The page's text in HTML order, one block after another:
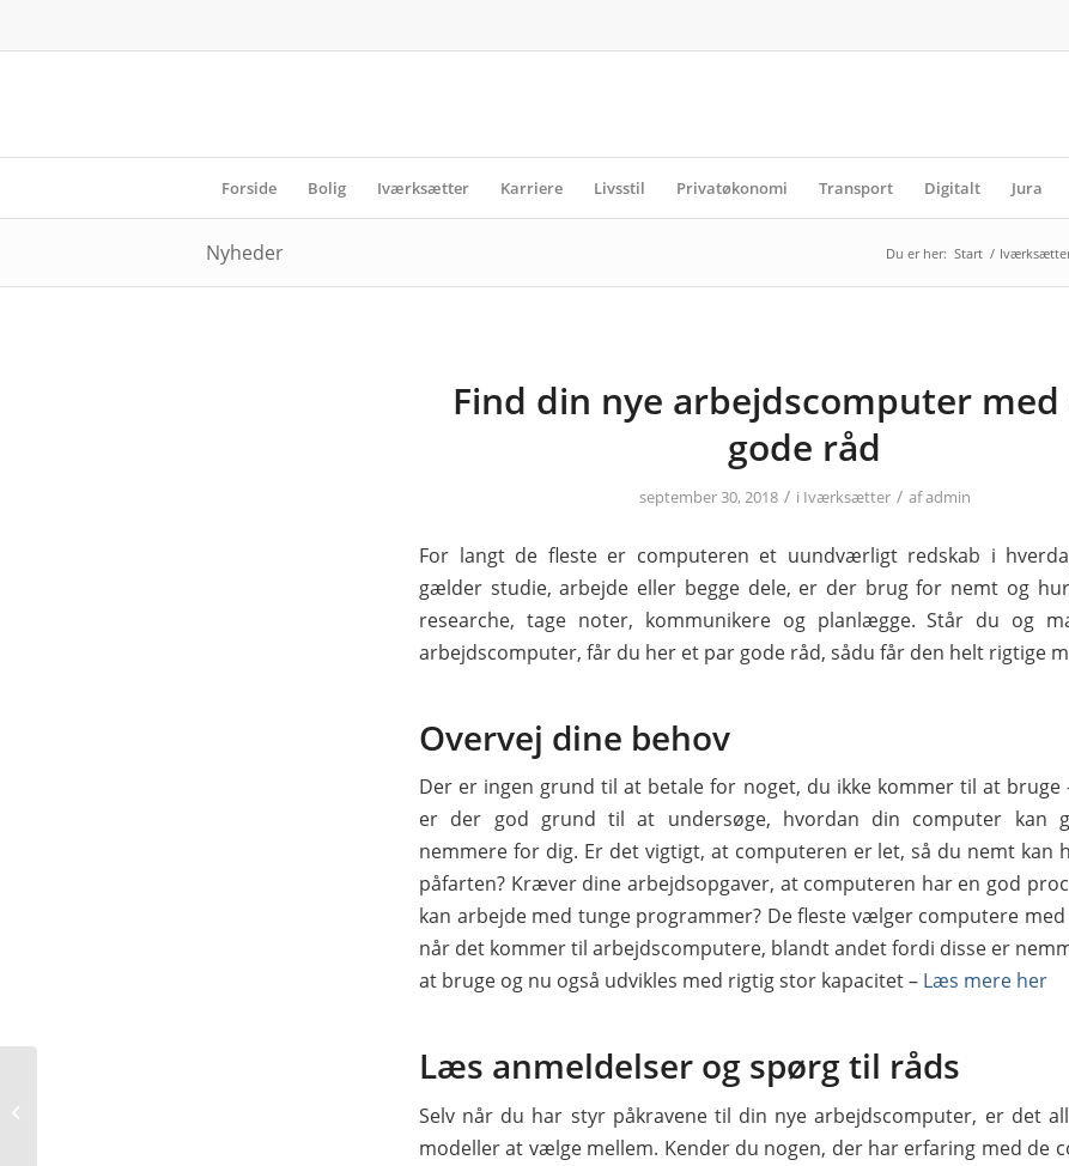
Forside Bolig Iværksætter Karriere Livsstil Privatøkonomi Transport Digitalt Jura
Nyheder Du er her: Start /
Find din nye arbejdscomputer med
gode råd
september 30, 2018 / i Iværksætter / afadmin
For langt de fleste er computeren et uundværligt redskab i
gælder studie, arbejde eller begge dele, er der brug for nemt og
researche, tage noter, kommunikere og planlægge. Står du og
arbejdscomputer, får du her et par gode råd, sådu får den helt rigtige
Overvej dine behov
Der er ingen grund til at betale for noget, du ikke kommer til at bruge
er der god grund til at undersøge, hvordan din computer kan
nemmere for dig. Er det vigtigt, at computeren er let, så du nemt kan
påfarten? Kræver dine arbejdsopgaver, at computeren har en god
kan arbejde med tunge programmer? De fleste vælger computere
når det kommer til arbejdscomputere, blandt andet fordi disse er
at bruge og nu også udvikles med rigtig stor kapacitet – Læs mere her
Læs anmeldelser og spørg til råds
Selv når du har styr påkravene til din nye arbejdscomputer, er det
modeller at vælge mellem. Kender du nogen, der har erfaring med de